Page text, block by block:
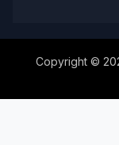
Copyright ©